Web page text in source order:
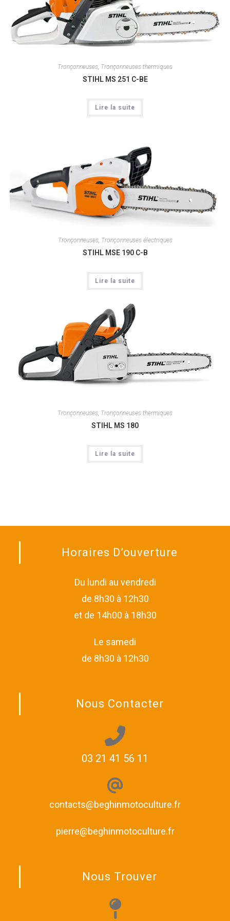
Tronçonneuses, Tronçonneuses thermiques
STIHL MS 251 C-BE
Lire la suite
Tronçonneuses, Tronçonneuses électriques
STIHL MSE 190 C-B
Lire la suite
Tronçonneuses, Tronçonneuses thermiques
STIHL MS 180
Lire la suite
Horaires D’ouverture
Du lundi au vendredi
de 8h30 à 12h30
et de 14h00 à 18h30
Le samedi
de 8h30 à 12h30
Nous Contacter
03 21 41 56 11
contacts@beghinmotoculture.fr
pierre@beghinmotoculture.fr
Nous Trouver